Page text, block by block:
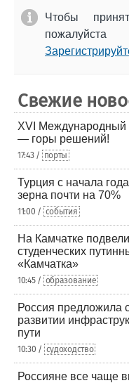
Чтобы
Свежие
XVI Международный
— горы решений!
17:43 / порты
Турция с начала
зерна почти на 70%
11:00 / события
На Камчатке
студенческих
«Камчатка»
10:45 / образование
Россия предложила
развитии
пути
10:30 / судоходство
Россияне все чаще